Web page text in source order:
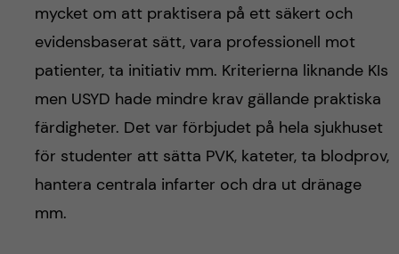
mycket om att praktisera på ett säkert och
evidensbaserat sätt, vara professionell mot
patienter, ta initiativ mm. Kriterierna liknande KIs
men USYD hade mindre krav gällande praktiska
färdigheter. Det var förbjudet på hela sjukhuset
för studenter att sätta PVK, kateter, ta blodprov,
hantera centrala infarter och dra ut dränage
mm.